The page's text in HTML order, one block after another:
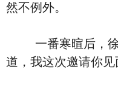
然不例外。
一番寒暄后，徐
道，我这次邀请你见